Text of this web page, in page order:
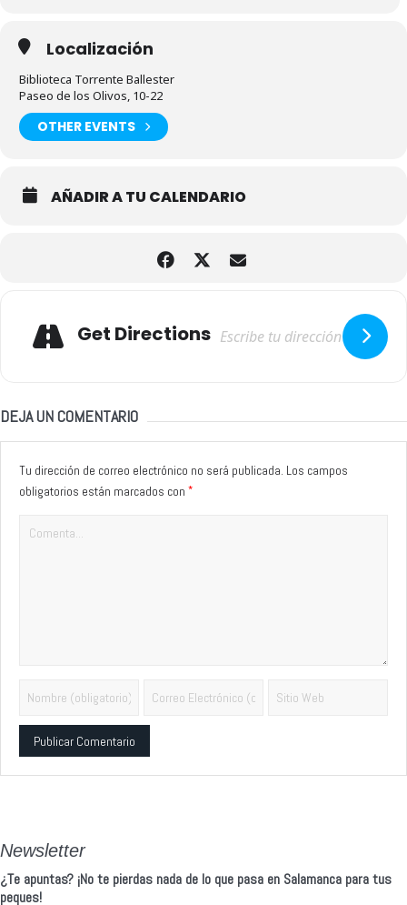
Localización
Biblioteca Torrente Ballester
Paseo de los Olivos, 10-22
OTHER EVENTS
AÑADIR A TU CALENDARIO
Get Directions
DEJA UN COMENTARIO
Tu dirección de correo electrónico no será publicada. Los campos
obligatorios están marcados con *
Newsletter
¿Te apuntas? ¡No te pierdas nada de lo que pasa en Salamanca para tus
peques!